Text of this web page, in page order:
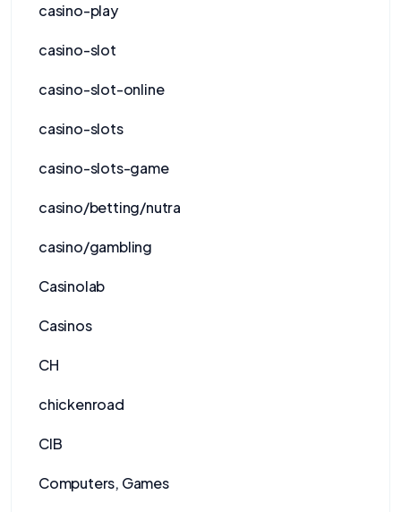
casino-play
casino-slot
casino-slot-online
casino-slots
casino-slots-game
casino/betting/nutra
casino/gambling
Casinolab
Casinos
CH
chickenroad
CIB
Computers, Games